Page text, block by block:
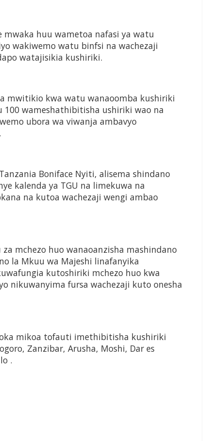
huu wametoa nafasi ya watu
wakiwemo watu binfsi na wachezaji
watajisikia kushiriki.
mwitikio kwa watu wanaoomba kushiriki
wameshathibitisha ushiriki wao na
ubora wa viwanja ambavyo
Boniface Nyiti, alisema shindano
kalenda ya TGU na limekuwa na
na kutoa wachezaji wengi ambao
mchezo huo wanaoanzisha mashindano
la Mkuu wa Majeshi linafanyika
kutoshiriki mchezo huo kwa
nikuwanyima fursa wachezaji kuto onesha
mikoa tofauti imethibitisha kushiriki
Zanzibar, Arusha, Moshi, Dar es
.